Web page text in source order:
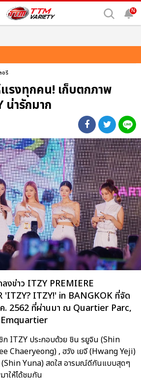
N
อรี
รงทุกคน! เก็บตกภาพ
น่ารักมาก
งข่าว ITZY PREMIERE
'ITZY? ITZY!' in BANGKOK ที่จัด
. 2562 ที่ผ่านมา ณ Quartier Parc,
Emquartier
ก ITZY ประกอบด้วย ชิน รยูจิน (Shin
Chaeryeong) , ฮวัง เยจี (Hwang Yeji)
(Shin Yuna) สดใส อารมณ์ดีกันแบบสุดๆ
าให้ได้ชมกัน